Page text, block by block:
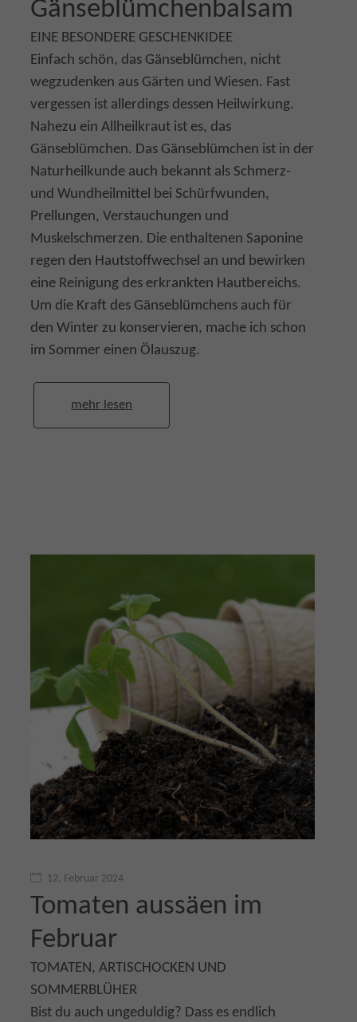
Gänseblümchenbalsam
EINE BESONDERE GESCHENKIDEE
Einfach schön, das Gänseblümchen, nicht
wegzudenken aus Gärten und Wiesen. Fast
vergessen ist allerdings dessen Heilwirkung.
Nahezu ein Allheilkraut ist es, das
Gänseblümchen. Das Gänseblümchen ist in der
Naturheilkunde auch bekannt als Schmerz-
und Wundheilmittel bei Schürfwunden,
Prellungen, Verstauchungen und
Muskelschmerzen. Die enthaltenen Saponine
regen den Hautstoffwechsel an und bewirken
eine Reinigung des erkrankten Hautbereichs.
Um die Kraft des Gänseblümchens auch für
den Winter zu konservieren, mache ich schon
im Sommer einen Ölauszug.
mehr lesen
12. Februar 2024
Tomaten aussäen im
Februar
TOMATEN, ARTISCHOCKEN UND
SOMMERBLÜHER
Bist du auch ungeduldig? Dass es endlich